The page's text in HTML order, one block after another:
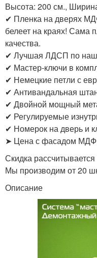
Высота: 200 см.,
✔ Пленка на дверях
белеет на краях! Сама
качества.
✔ Лучшая ЛДСП по
✔ Мастер-ключи в
✔ Немецкие петли с
✔ Антивандальная
✔ Двойной мощный
✔ Регулируемые
✔ Номерок на дверь и
➤ Цена с фасадом МДФ
Скидка
Мы производим от 20
Описание